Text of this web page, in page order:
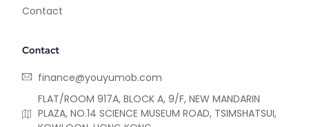
Contact
Contact
finance@youyumob.com
FLAT/ROOM 917A, BLOCK A, 9/F, NEW MANDARIN
PLAZA, NO.14 SCIENCE MUSEUM ROAD, TSIMSHATSUI,